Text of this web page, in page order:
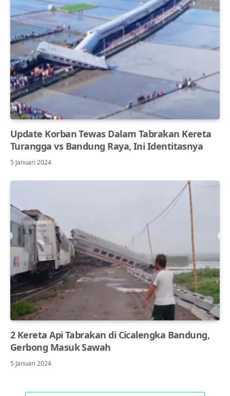
Update Korban Tewas Dalam Tabrakan Kereta
Turangga vs Bandung Raya, Ini Identitasnya
5 Januari 2024
2 Kereta Api Tabrakan di Cicalengka Bandung,
Gerbong Masuk Sawah
5 Januari 2024